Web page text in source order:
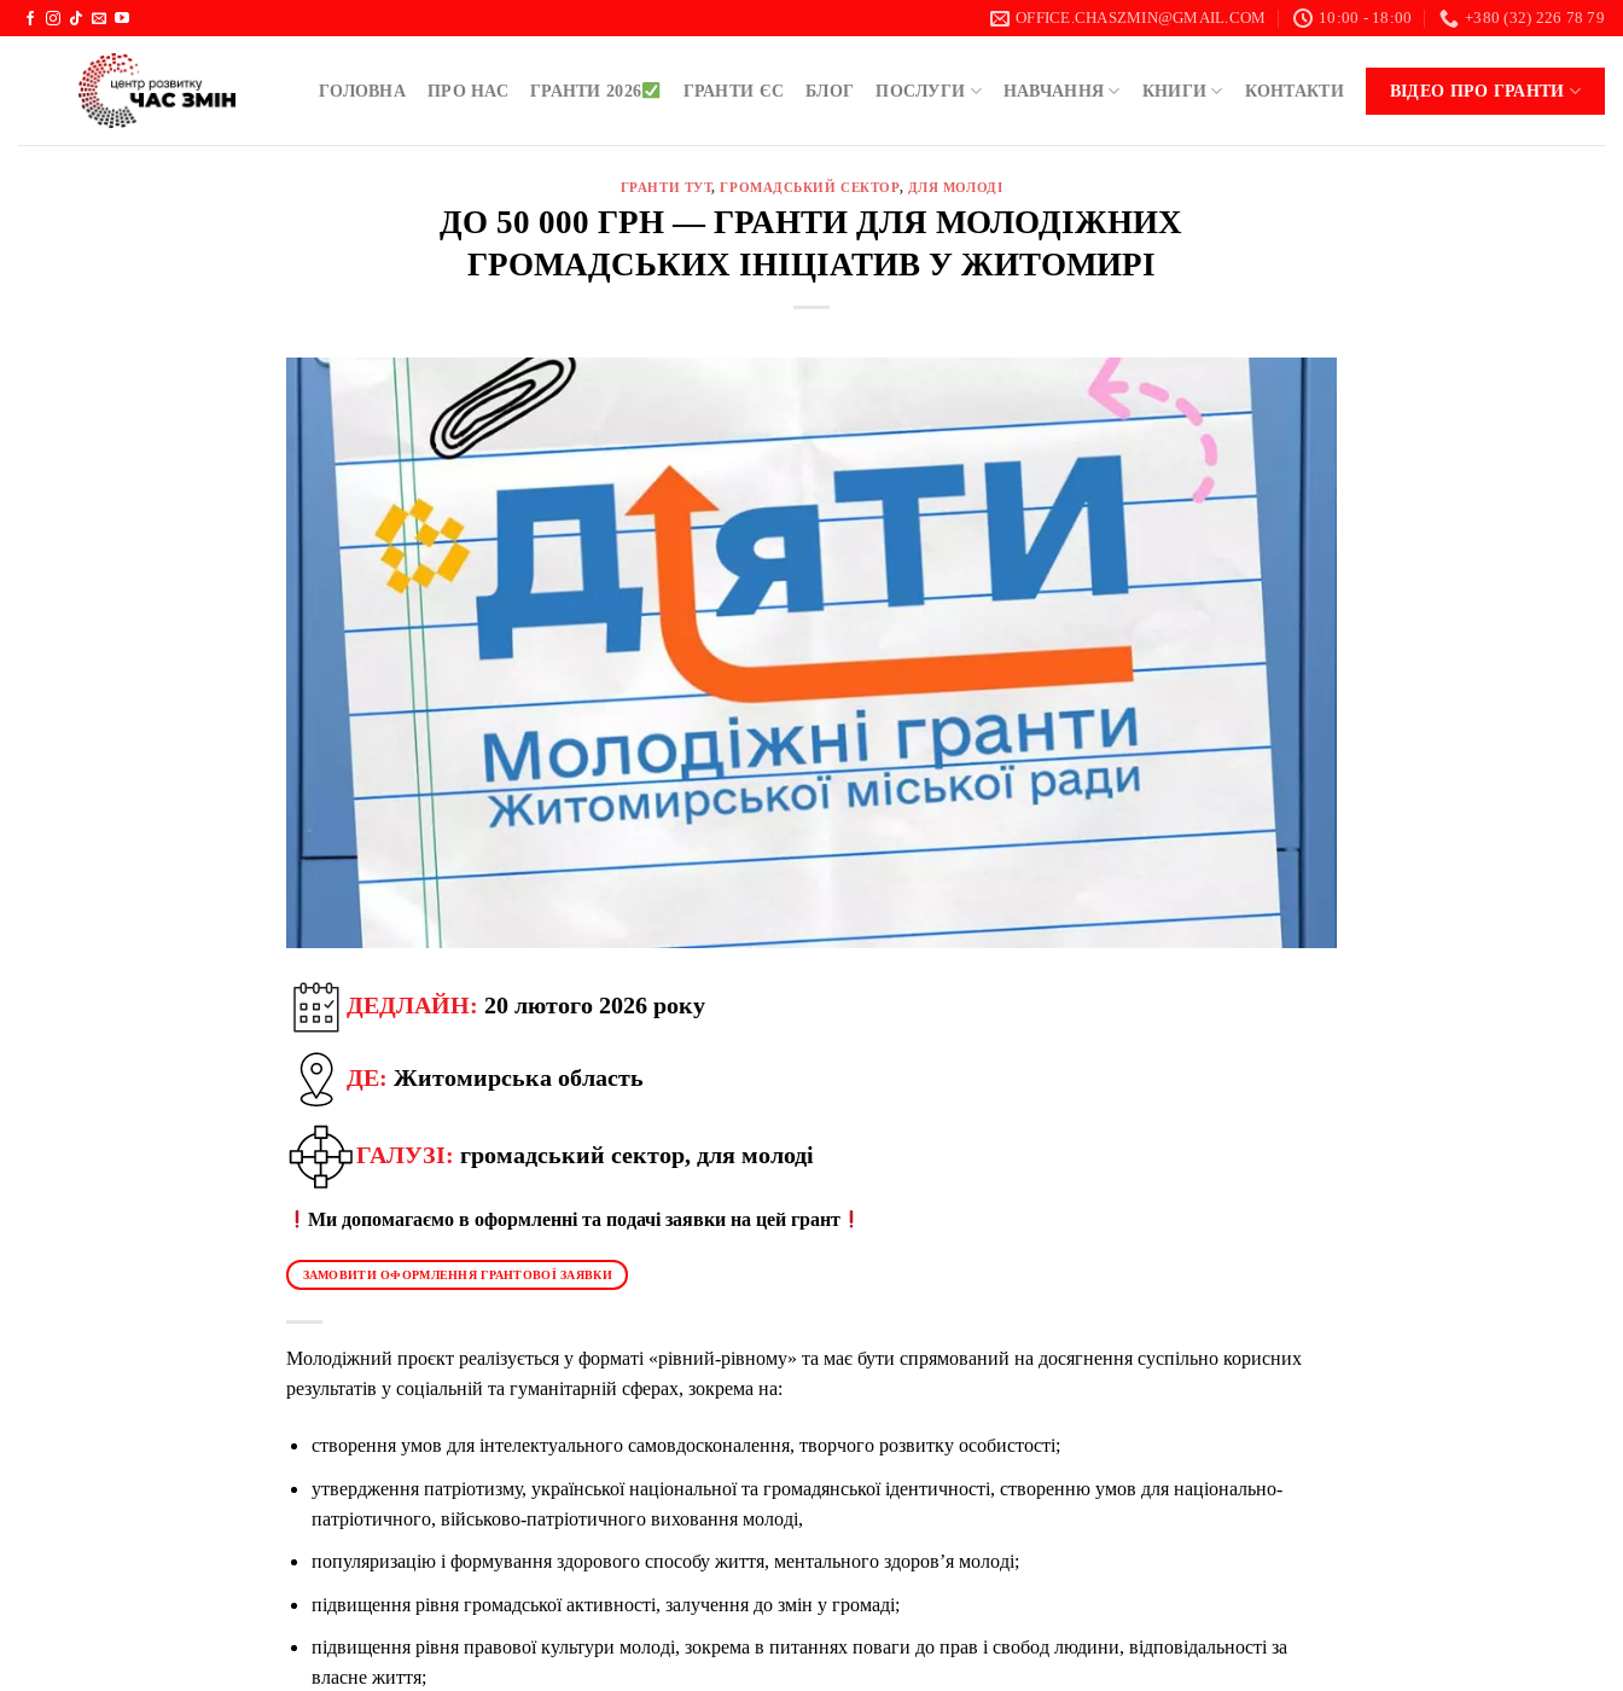
Skip
OFFICE.CHASZMIN@GMAIL.COM 10:00 - 18:00 +380 (32) 226 78 79
ГОЛОВНА ПРО НАС ГРАНТИ 2026 ГРАНТИ ЄС БЛОГ ПОСЛУГИ НАВЧАННЯ КНИГИ КОНТАКТИ ВІДЕО ПРО ГРАНТИ
ГРАНТИ ТУТ,ГРОМАДСЬКИЙ СЕКТОР, ДЛЯ МОЛОДІ
ДО 50 000 ГРН — ГРАНТИ ДЛЯ МОЛОДІЖНИХ
ГРОМАДСЬКИХ ІНІЦІАТИВ У ЖИТОМИРІ
ДЕДЛАЙН: 20 лютого 2026 року
ДЕ: Житомирська область
ГАЛУЗІ: громадський сектор, для молоді
Ми допомагаємо в оформленні та подачі заявки на цей грант
ЗАМОВИТИ ОФОРМЛЕННЯ ГРАНТОВОЇ ЗАЯВКИ
Молодіжний проєкт реалізується у форматі «рівний-рівному» та має бути спрямований на досягнення суспільно корисних
результатів у соціальній та гуманітарній сферах, зокрема на:
створення умов для інтелектуального самовдосконалення, творчого розвитку особистості;
утвердження патріотизму, української національної та громадянської ідентичності, створенню умов для національно-
патріотичного, військово-патріотичного виховання молоді,
популяризацію і формування здорового способу життя, ментального здоров’я молоді;
підвищення рівня громадської активності, залучення до змін у громаді;
підвищення рівня правової культури молоді, зокрема в питаннях поваги до прав і свобод людини, відповідальності за
власне життя;